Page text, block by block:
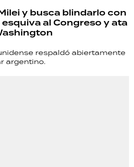
y busca blindarlo con
al Congreso y ata
respaldó abiertamente
argentino.